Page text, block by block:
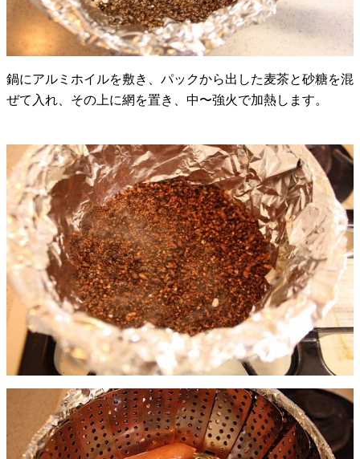
鍋にアルミホイルを敷き、パックから出した麦茶と砂糖を混
ぜて入れ、その上に網を置き、中〜強火で加熱します。